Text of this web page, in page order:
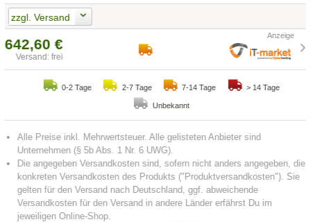
zzgl. Versand
642,60 €
Versand: frei
0-2 Tage 2-7 Tage 7-14 Tage > 14 Tage
Unbekannt